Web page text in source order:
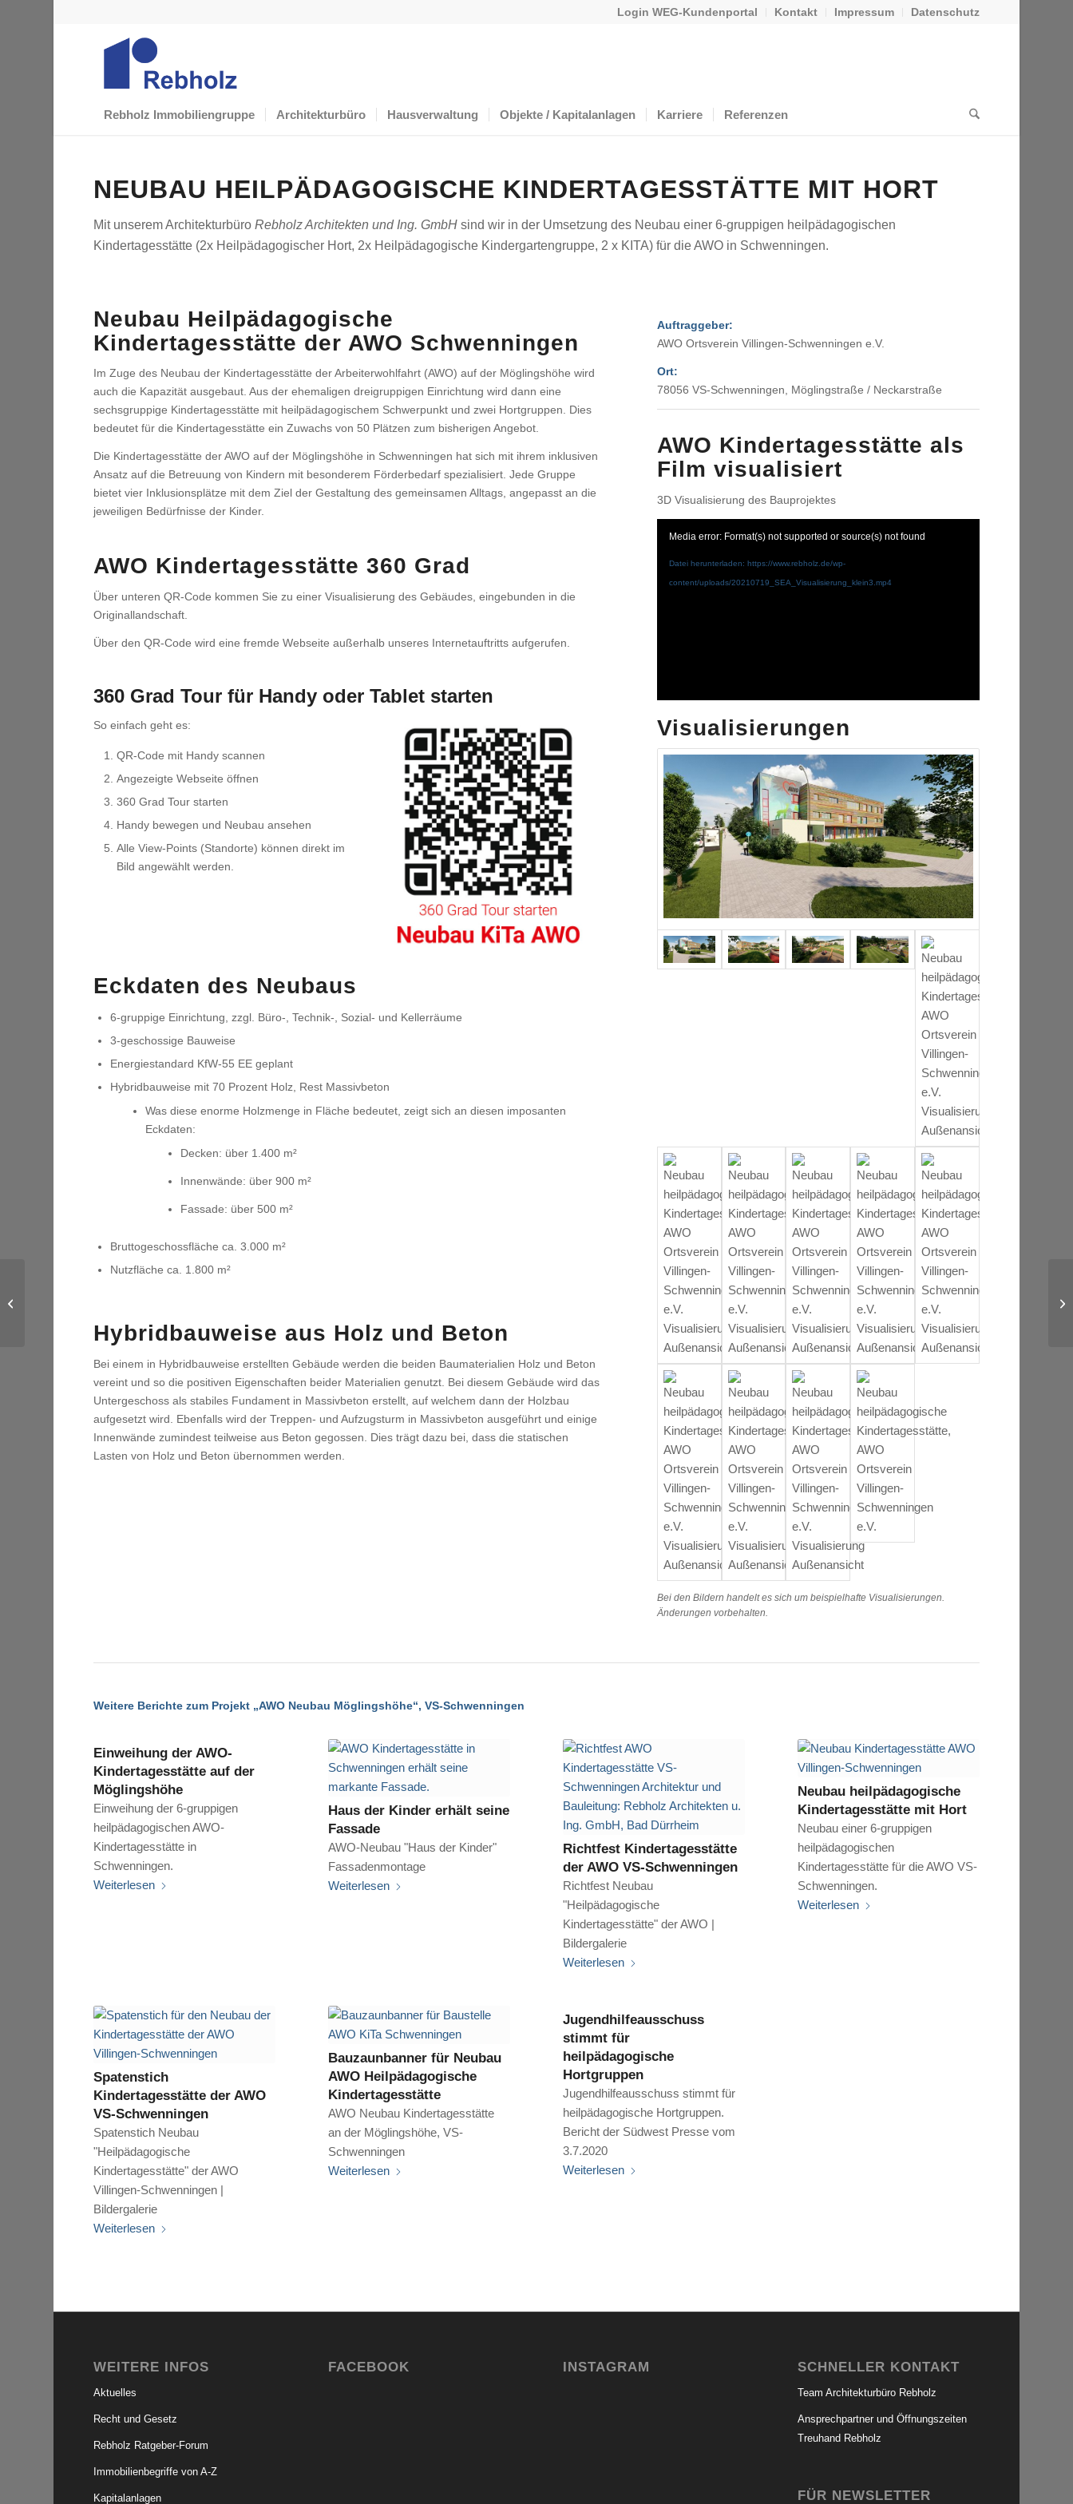
Login WEG-Kundenportal Kontakt Impressum Datenschutz
Rebholz Immobiliengruppe Architekturbüro Hausverwaltung Objekte / Kapitalanlagen Karriere Referenzen
NEUBAU HEILPÄDAGOGISCHE KINDERTAGESSTÄTTE MIT HORT
Mit unserem ArchitekturbüroRebholz Architekten und Ing. GmbH sind wir in der Umsetzung des Neubau einer 6-gruppigen heilpädagogischen
Kindertagesstätte (2x Heilpädagogischer Hort, 2x Heilpädagogische Kindergartengruppe, 2 x KITA) für die AWO in Schwenningen.
Neubau Heilpädagogische
Kindertagesstätte der AWO Schwenningen
Im Zuge des Neubau der Kindertagesstätte der Arbeiterwohlfahrt (AWO) auf der Möglingshöhe wird
auch die Kapazität ausgebaut. Aus der ehemaligen dreigruppigen Einrichtung wird dann eine
sechsgruppige Kindertagesstätte mit heilpädagogischem Schwerpunkt und zwei Hortgruppen. Dies
bedeutet für die Kindertagesstätte ein Zuwachs von 50 Plätzen zum bisherigen Angebot.
Die Kindertagesstätte der AWO auf der Möglingshöhe in Schwenningen hat sich mit ihrem inklusiven
Ansatz auf die Betreuung von Kindern mit besonderem Förderbedarf spezialisiert. Jede Gruppe
bietet vier Inklusionsplätze mit dem Ziel der Gestaltung des gemeinsamen Alltags, angepasst an die
jeweiligen Bedürfnisse der Kinder.
AWO Kindertagesstätte 360 Grad
Über unteren QR-Code kommen Sie zu einer Visualisierung des Gebäudes, eingebunden in die
Originallandschaft.
Über den QR-Code wird eine fremde Webseite außerhalb unseres Internetauftritts aufgerufen.
360 Grad Tour für Handy oder Tablet starten
So einfach geht es:
QR-Code mit Handy scannen
Angezeigte Webseite öffnen
360 Grad Tour starten
Handy bewegen und Neubau ansehen
Alle View-Points (Standorte) können direkt im
Bild angewählt werden.
Eckdaten des Neubaus
6-gruppige Einrichtung, zzgl. Büro-, Technik-, Sozial- und Kellerräume
3-geschossige Bauweise
Energiestandard KfW-55 EE geplant
Hybridbauweise mit 70 Prozent Holz, Rest Massivbeton
Was diese enorme Holzmenge in Fläche bedeutet, zeigt sich an diesen imposanten
Eckdaten:
Decken: über 1.400 m²
Innenwände: über 900 m²
Fassade: über 500 m²
Bruttogeschossfläche ca. 3.000 m²
Nutzfläche ca. 1.800 m²
Hybridbauweise aus Holz und Beton
Bei einem in Hybridbauweise erstellten Gebäude werden die beiden Baumaterialien Holz und Beton
vereint und so die positiven Eigenschaften beider Materialien genutzt. Bei diesem Gebäude wird das
Untergeschoss als stabiles Fundament in Massivbeton erstellt, auf welchem dann der Holzbau
aufgesetzt wird. Ebenfalls wird der Treppen- und Aufzugsturm in Massivbeton ausgeführt und einige
Innenwände zumindest teilweise aus Beton gegossen. Dies trägt dazu bei, dass die statischen
Lasten von Holz und Beton übernommen werden.
Auftraggeber:
AWO Ortsverein Villingen-Schwenningen e.V.
Ort:
78056 VS-Schwenningen, Möglingstraße / Neckarstraße
AWO Kindertagesstätte als
Film visualisiert
3D Visualisierung des Bauprojektes
Media error: Format(s) not supported or source(s) not found
Datei herunterladen: https://www.rebholz.de/wp-
content/uploads/20210719_SEA_Visualisierung_klein3.mp4
Visualisierungen
Bei den Bildern handelt es sich um beispielhafte Visualisierungen.
Änderungen vorbehalten.
Weitere Berichte zum Projekt „AWO Neubau Möglingshöhe“, VS-Schwenningen
Einweihung der AWO-
Kindertagesstätte auf der
Möglingshöhe
Einweihung der 6-gruppigen
heilpädagogischen AWO-
Kindertagesstätte in
Schwenningen.
Weiterlesen
Haus der Kinder erhält seine
Fassade
AWO-Neubau "Haus der Kinder"
Fassadenmontage
Weiterlesen
Richtfest Kindertagesstätte
der AWO VS-Schwenningen
Richtfest Neubau
"Heilpädagogische
Kindertagesstätte" der AWO |
Bildergalerie
Weiterlesen
Neubau heilpädagogische
Kindertagesstätte mit Hort
Neubau einer 6-gruppigen
heilpädagogischen
Kindertagesstätte für die AWO VS-
Schwenningen.
Weiterlesen
Spatenstich
Kindertagesstätte der AWO
VS-Schwenningen
Spatenstich Neubau
"Heilpädagogische
Kindertagesstätte" der AWO
Villingen-Schwenningen |
Bildergalerie
Weiterlesen
Bauzaunbanner für Neubau
AWO Heilpädagogische
Kindertagesstätte
AWO Neubau Kindertagesstätte
an der Möglingshöhe, VS-
Schwenningen
Weiterlesen
Jugendhilfeausschuss
stimmt für
heilpädagogische
Hortgruppen
Jugendhilfeausschuss stimmt für
heilpädagogische Hortgruppen.
Bericht der Südwest Presse vom
3.7.2020
Weiterlesen
WEITERE INFOS
Aktuelles
Recht und Gesetz
Rebholz Ratgeber-Forum
Immobilienbegriffe von A-Z
Kapitalanlagen
FACEBOOK INSTAGRAM SCHNELLER KONTAKT
Team Architekturbüro Rebholz
Ansprechpartner und Öffnungszeiten
Treuhand Rebholz
FÜR NEWSLETTER